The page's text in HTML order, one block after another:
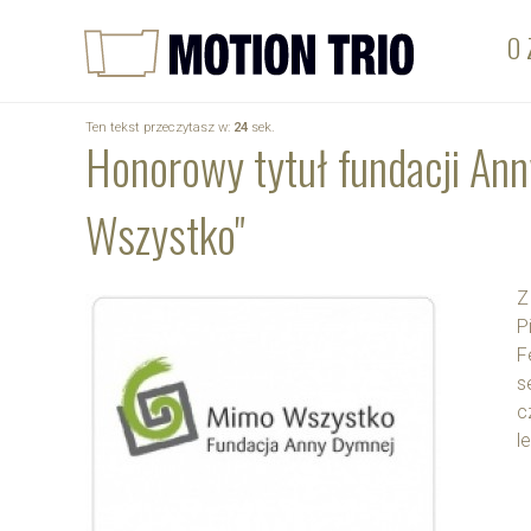
O
Ten tekst przeczytasz w: 24 sek.
Honorowy tytuł fundacji
Wszystko"